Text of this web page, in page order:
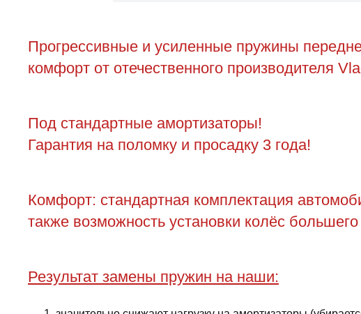
Прогрессивные и усиленные пружины
комфорт от отечественного производителя
Под стандартные амортизаторы!
Гарантия на поломку и просадку 3 года!
Комфорт: стандартная комплектация
также возможность установки колёс
Результат замены пружин на наши: